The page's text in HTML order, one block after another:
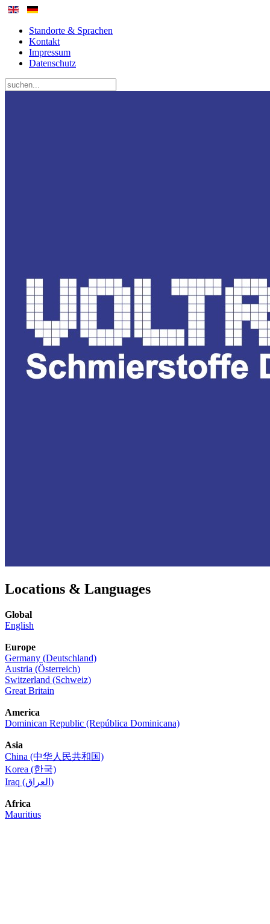
Standorte & Sprachen
Kontakt
Impressum
Datenschutz
Locations & Languages
Global
English
Europe
Germany (Deutschland)
Austria (Österreich)
Switzerland (Schweiz)
Great Britain
America
Dominican Republic (República Dominicana)
Asia
China (中华人民共和国)
Korea (한국)
Iraq (العراق)
Africa
Mauritius